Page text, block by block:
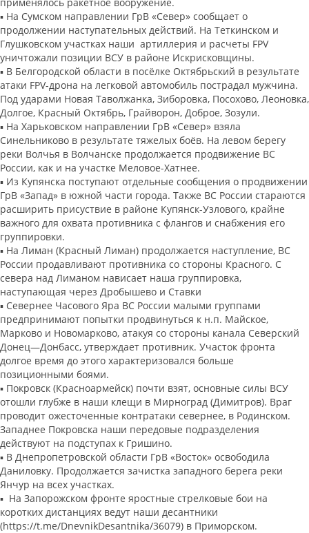
▪️ На Сумском направлении ГрВ «Север» сообщает о
продолжении наступательных действий. На Теткинском и
Глушковском участках наши артиллерия и расчеты FPV
уничтожали позиции ВСУ в районе Искрисковщины.
▪️ В Белгородской области в посёлке Октябрьский в результате
атаки FPV-дрона на легковой автомобиль пострадал мужчина.
Под ударами Новая Таволжанка, Зиборовка, Посохово, Леоновка,
Долгое, Красный Октябрь, Грайворон, Доброе, Зозули.
▪️ На Харьковском направлении ГрВ «Север» взяла
Синельниково в результате тяжелых боёв. На левом берегу
реки Волчья в Волчанске продолжается продвижение ВС
России, как и на участке Меловое-Хатнее.
▪️ Из Купянска поступают отдельные сообщения о продвижении
ГрВ «Запад» в южной части города. Также ВС России стараются
расширить присуствие в районе Купянск-Узлового, крайне
важного для охвата противника с флангов и снабжения его
группировки.
▪️ На Лиман (Красный Лиман) продолжается наступление, ВС
России продавливают противника со стороны Красного. С
севера над Лиманом нависает наша группировка,
наступающая через Дробышево и Ставки
▪️ Севернее Часового Яра ВС России малыми группами
предпринимают попытки продвинуться к н.п. Майское,
Марково и Новомарково, атакуя со стороны канала Северский
Донец—Донбасс, утверждает противник. Участок фронта
долгое время до этого характеризовался больше
позиционными боями.
▪️ Покровск (Красноармейск) почти взят, основные силы ВСУ
отошли глубже в наши клещи в Мирноград (Димитров). Враг
проводит ожесточенные контратаки севернее, в Родинском.
Западнее Покровска наши передовые подразделения
действуют на подступах к Гришино.
▪️ В Днепропетровской области ГрВ «Восток» освободила
Даниловку. Продолжается зачистка западного берега реки
Янчур на всех участках.
▪️ На Запорожском фронте яростные стрелковые бои на
коротких дистанциях ведут наши десантники
(https://t.me/DnevnikDesantnika/36079) в Приморском.